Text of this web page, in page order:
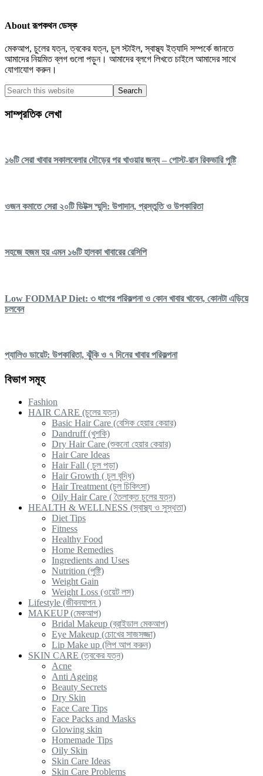
Aboutরূপকথন ডেস্ক
মেকআপ, চুলের যত্ন, ত্বকের যত্ন, চুল স্টাইল, স্বাস্থ্য ইত্যাদি সম্পৰ্কে জানতে
আমাদের নিয়মিত ব্লগ গুলো পড়ুন। আমাদের ব্লগে লিখতে চাইলে আমাদের সাথে
যোগাযোগ করুন।
Primary
Sidebar
Search
this
website
সাম্প্রতিক লেখা
১৬টি সেরা খাবার সকালবেলার দৌড়ের পর খাওয়ার জন্য – পোস্ট-রান রিকভারি পুষ্টি
ওজন কমাতে সেরা ২০টি ডিটক্স স্মুদি: উপাদান, প্রস্তুতি ও উপকারিতা
সহজে হজম হয় এমন ১৬টি হালকা খাবারের রেসিপি
Low FODMAP Diet: ৩ ধাপের পরিকল্পনা ও কোন খাবার খাবেন, কোনটা এড়িয়ে
চলবেন
প্যালিও ডায়েট: উপকারিতা, ঝুঁকি ও ৭ দিনের খাবার পরিকল্পনা
বিভাগ সমূহ
Fashion
HAIR CARE (চুলের যত্ন)
Basic Hair Care (বেসিক হেয়ার কেয়ার)
Dandruff (খুশকি)
Dry Hair Care (শুকনো হেয়ার কেয়ার)
Hair Care Ideas
Hair Fall ( চুল পড়া)
Hair Growth ( চুল বৃদ্ধি)
Hair Treatment (চুল চিকিৎসা)
Oily Hair Care ( তৈলাক্ত চুলের যত্ন)
HEALTH & WELLNESS (স্বাস্থ্য ও সুস্থতা)
Diet Tips
Fitness
Healthy Food
Home Remedies
Ingredients and Uses
Nutrition (পুষ্টি)
Weight Gain
Weight Loss (ওয়েট লস)
Lifestyle (জীবনযাপন )
MAKEUP (মেকআপ)
Bridal Makeup (ব্রাইডাল মেকআপ)
Eye Makeup (চোখের সাজসজ্জা)
Lip Make up (লিপ আপ করুন)
SKIN CARE (ত্বকের যত্ন)
Acne
Anti Ageing
Beauty Secrets
Dry Skin
Face Care Tips
Face Packs and Masks
Glowing skin
Homemade Tips
Oily Skin
Skin Care Ideas
Skin Care Problems